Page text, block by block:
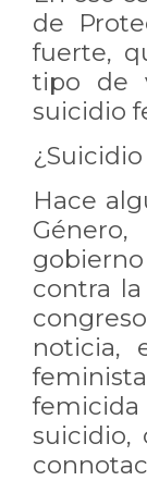
de
fuerte,
tipo de
suicidio
Hace
contra
noticia,
suicidio,